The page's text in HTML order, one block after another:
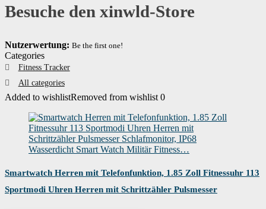
Besuche den xinwld-Store
Nutzerwertung: Be the first one!
Categories
Fitness Tracker
All categories
Added to wishlistRemoved from wishlist 0
Smartwatch Herren mit Telefonfunktion, 1.85 Zoll Fitnessuhr 113
Sportmodi Uhren Herren mit Schrittzähler Pulsmesser